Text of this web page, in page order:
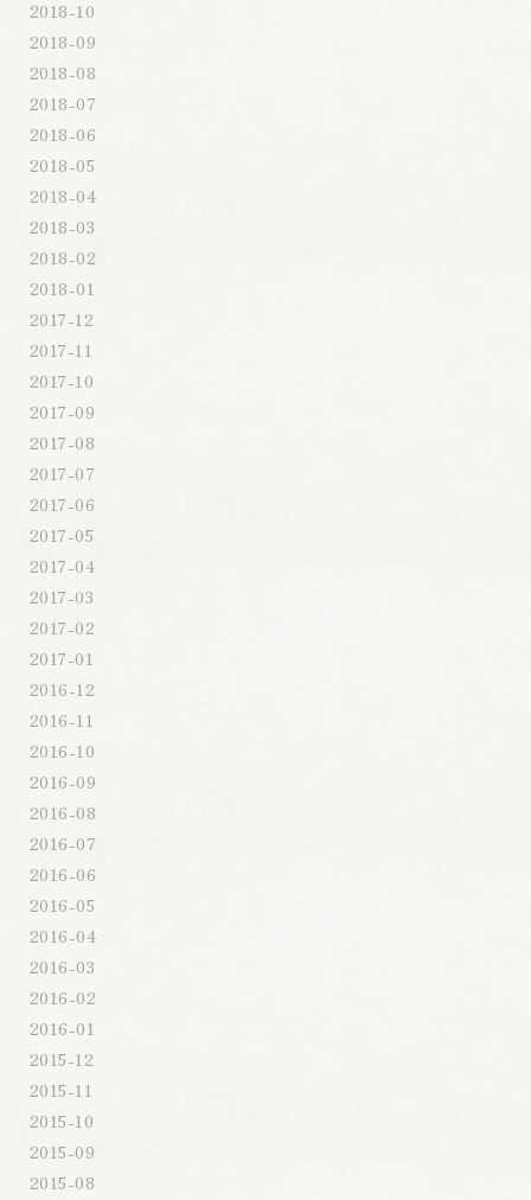
2018-10
2018-09
2018-08
2018-07
2018-06
2018-05
2018-04
2018-03
2018-02
2018-01
2017-12
2017-11
2017-10
2017-09
2017-08
2017-07
2017-06
2017-05
2017-04
2017-03
2017-02
2017-01
2016-12
2016-11
2016-10
2016-09
2016-08
2016-07
2016-06
2016-05
2016-04
2016-03
2016-02
2016-01
2015-12
2015-11
2015-10
2015-09
2015-08